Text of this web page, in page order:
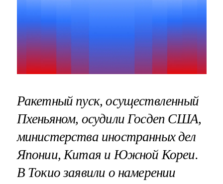
Ракетный пуск, осуществленный
Пхеньяном, осудили Госдеп США,
министерства иностранных дел
Японии, Китая и Южной Кореи.
В Токио заявили о намерении